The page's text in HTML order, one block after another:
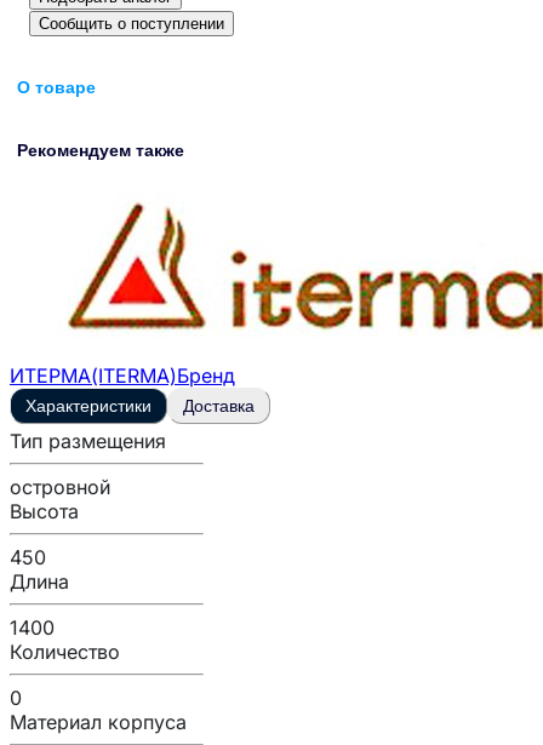
Сообщить о поступлении
О товаре
Рекомендуем также
ИТЕРМА(ITERMA)Бренд
Характеристики Доставка
Тип размещения
островной
Высота
450
Длина
1400
Количество
0
Материал корпуса